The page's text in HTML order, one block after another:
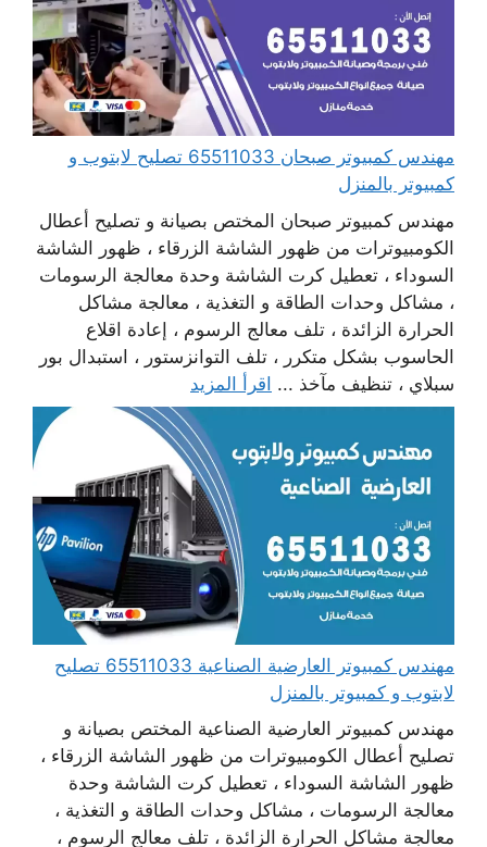
مهندس كمبيوتر صبحان 65511033 تصليح لابتوب و
كمبيوتر بالمنزل
مهندس كمبيوتر صبحان المختص بصيانة و تصليح أعطال
الكومبيوترات من ظهور الشاشة الزرقاء ، ظهور الشاشة
السوداء ، تعطيل كرت الشاشة وحدة معالجة الرسومات
، مشاكل وحدات الطاقة و التغذية ، معالجة مشاكل
الحرارة الزائدة ، تلف معالج الرسوم ، إعادة اقلاع
الحاسوب بشكل متكرر ، تلف التوانزستور ، استبدال بور
سبلاي ، تنظيف مآخذ ... اقرأ المزيد
مهندس كمبيوتر العارضية الصناعية 65511033 تصليح
لابتوب و كمبيوتر بالمنزل
مهندس كمبيوتر العارضية الصناعية المختص بصيانة و
تصليح أعطال الكومبيوترات من ظهور الشاشة الزرقاء ،
ظهور الشاشة السوداء ، تعطيل كرت الشاشة وحدة
معالجة الرسومات ، مشاكل وحدات الطاقة و التغذية ،
معالجة مشاكل الحرارة الزائدة ، تلف معالج الرسوم ،